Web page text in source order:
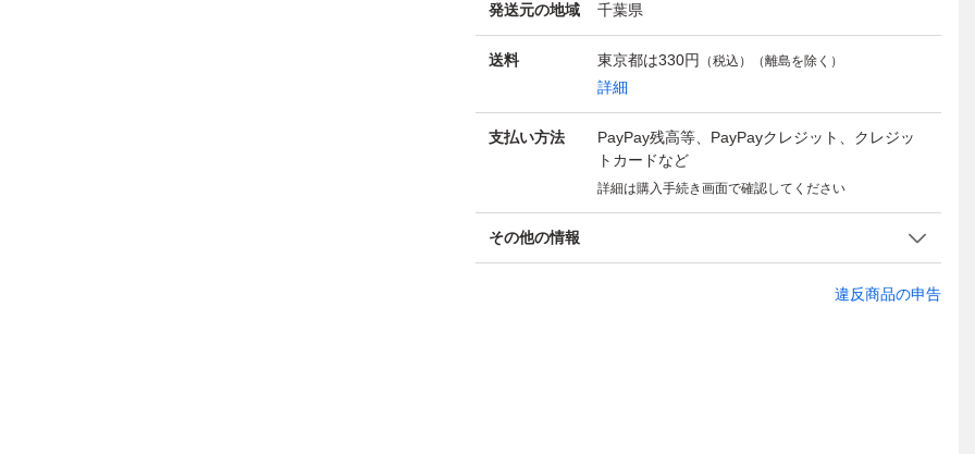
発送元の地域 千葉県
送料 東京都は330円 （税込）（離島を除く）
詳細
支払い方法
PayPay残高等、PayPayクレジット、クレジッ
トカードなど
詳細は購入手続き画面で確認してください
その他の情報
違反商品の申告